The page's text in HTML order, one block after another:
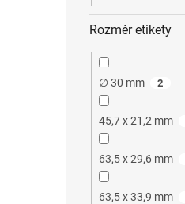
Rozměr etikety
∅ 30 mm 2
45,7 x 21,2 mm
63,5 x 29,6 mm
63,5 x 33,9 mm